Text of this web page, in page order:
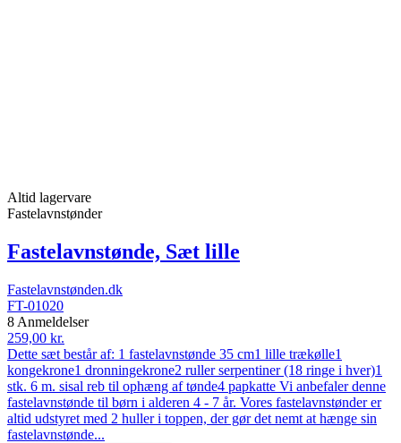
Altid lagervare
Fastelavnstønder
Fastelavnstønde, Sæt lille
Fastelavnstønden.dk
FT-01020
8 Anmeldelser
259,00 kr.
Dette sæt består af: 1 fastelavnstønde 35 cm1 lille trækølle1
kongekrone1 dronningekrone2 ruller serpentiner (18 ringe i hver)1
stk. 6 m. sisal reb til ophæng af tønde4 papkatte Vi anbefaler denne
fastelavnstønde til børn i alderen 4 - 7 år. Vores fastelavnstønder er
altid udstyret med 2 huller i toppen, der gør det nemt at hænge sin
fastelavnstønde...